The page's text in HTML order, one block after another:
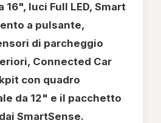
16", luci Full LED, Smart
a pulsante,
di parcheggio
Connected Car
con quadro
da 12" e il pacchetto
SmartSense.